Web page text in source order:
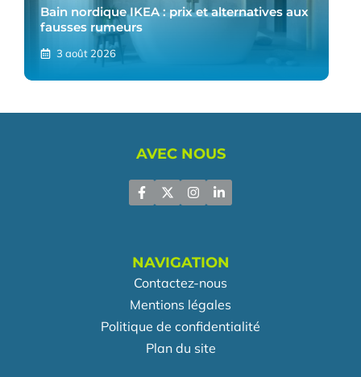
Bain nordique IKEA : prix et alternatives aux
fausses rumeurs
3 août 2026
NAVIGATION
Contactez-nous
Mentions légales
Politique de confidentialité
Plan du site
AVEC NOUS